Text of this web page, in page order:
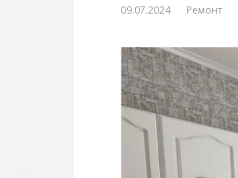
09.07.2024 Ремонт